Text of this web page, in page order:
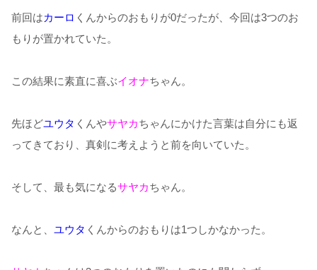
前回はカーロ くんからのおもりが0だったが、今回は3つのお
もりが置かれていた。
この結果に素直に喜ぶイオナちゃん。
先ほどユウタ くんやサヤカちゃんにかけた言葉は自分にも返
ってきており、真剣に考えようと前を向いていた。
そして、最も気になるサヤカちゃん。
なんと、 ユウタ くんからのおもりは1つしかなかった。